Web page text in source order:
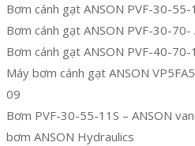
Bơm cánh gạt ANSON PVF-30-
Bơm cánh gạt ANSON PVF-30-70-
Bơm cánh gạt ANSON PVF-40-
Máy bơm cánh gạt ANSON
09
Bơm PVF-30-55-11S – ANSON
bơm ANSON Hydraulics